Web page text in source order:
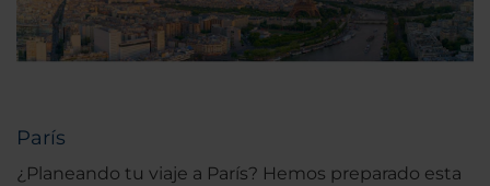
París
¿Planeando tu viaje a París? Hemos preparado esta